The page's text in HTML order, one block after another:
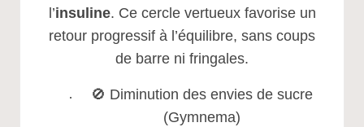
l’insuline. Ce cercle vertueux favorise un
retour progressif à l’équilibre, sans coups
de barre ni fringales.
🚫 Diminution des envies de sucre
(Gymnema)